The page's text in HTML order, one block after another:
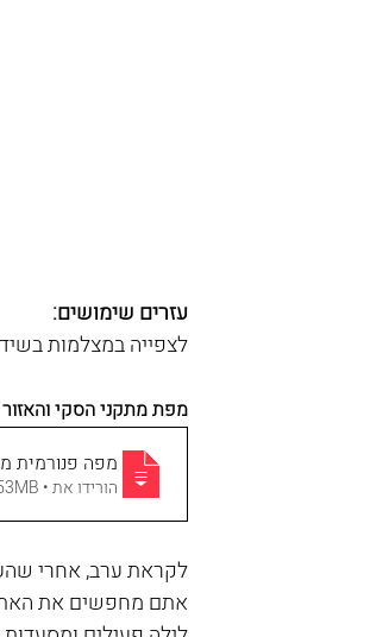
עזרים שימושים:
לצפייה במצלמות
מפת מתקני הסקי
מפה פנורמית
הורידו את • 5.53MB
לקראת ערב, אחרי
אתם מחפשים את האתר